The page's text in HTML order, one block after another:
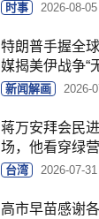
时事 2026-08-05
特朗普手握全
媒揭美伊战争“
新闻解画 2026-
蒋万安拜会民
场，他看穿绿
台湾 2026-07-31
高市早苗感谢